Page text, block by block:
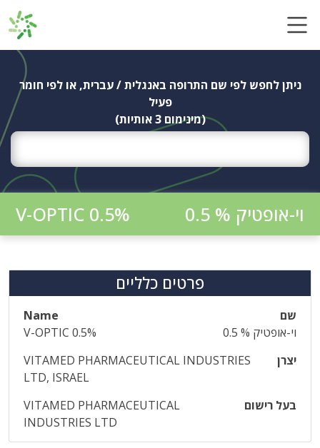
ניתן לחפש לפי שם התרופה באנגלית / עברית, או לפי חומר
פעיל
(מינימום 3 אותיות)
וי-אופטיק % 0.5 V-OPTIC 0.5%
פרטים כלליים
שם
Name
וי-אופטיק % 0.5
V-OPTIC 0.5%
יצרן
VITAMED PHARMACEUTICAL INDUSTRIES
LTD, ISRAEL
בעל רישום
VITAMED PHARMACEUTICAL
INDUSTRIES LTD